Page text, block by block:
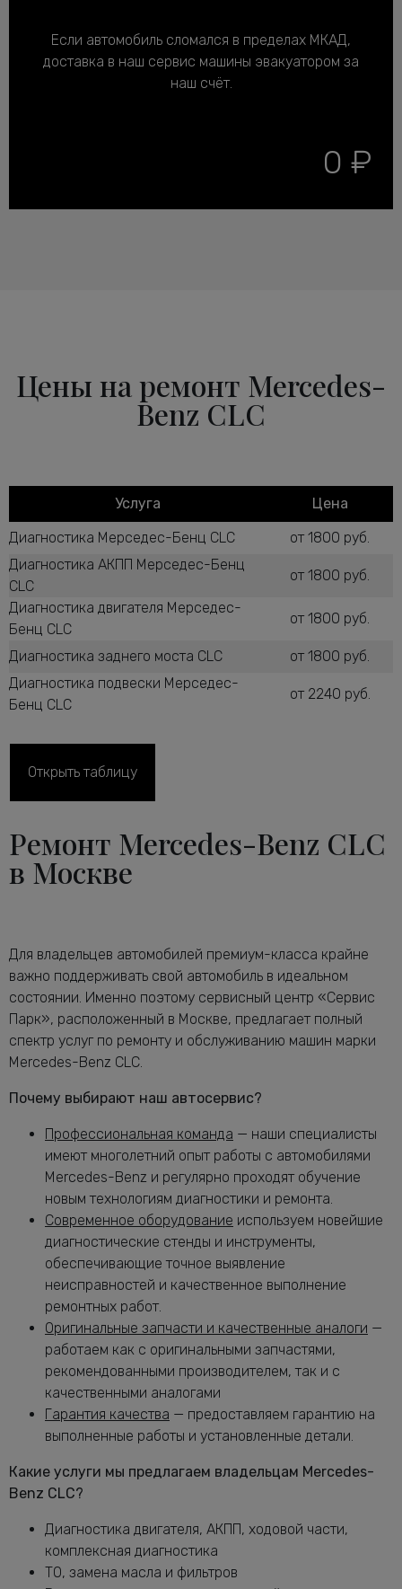
Если автомобиль сломался в пределах МКАД,
доставка в наш сервис машины эвакуатором за
наш счёт.
0 ₽
Цены на ремонт Mercedes-
Benz CLC
Услуга
Цена
Диагностика Мерседес-Бенц CLC
от 1800 руб.
Диагностика АКПП Мерседес-Бенц
CLC
от 1800 руб.
Диагностика двигателя Мерседес-
Бенц CLC
от 1800 руб.
Диагностика заднего моста CLC
от 1800 руб.
Диагностика подвески Мерседес-
Бенц CLC
от 2240 руб.
двигателя CLC
Диагностика тормозной системы
Диагностика ходовой части
Мерседес-Бенц CLC
от 2240 руб.
Диагностика электрики автомобиля
CLC
Замена воздушного фильтра
Мерседес-Бенц CLC
от 680 руб.
Замена задних тормозных дисков
Мерседес-Бенц CLC
от 1640 руб.
Замена задних тормозных колодок
Замена масла в АКПП Мерседес-Бенц
Замена масла в двигателе Мерседес-
Бенц CLC
от 2240 руб.
Замена масла в раздатке Мерседес-
Бенц CLC
от 1160 руб.
Замена масляного насоса Мерседес-
Бенц CLC
от 5320 руб.
Замена масляного фильтра Мерседес-
от 2400 руб.
Замена опоры амортизатора CLC
от 2760 руб.
Замена переднего сальника
коленвала CLC
Замена передних амортизаторов
Мерседес-Бенц CLC
Замена передних тормозных дисков
Замена передних тормозных колодок
Мерседес-Бенц CLC
Замена подушек двигателя CLC
от 5000 руб.
Замена подшипника генератора
Мерседес-Бенц CLC
Открыть таблицу
Ремонт Mercedes-Benz CLC
в Москве
Для владельцев автомобилей премиум-класса крайне
важно поддерживать свой автомобиль в идеальном
состоянии. Именно поэтому сервисный центр «Сервис
Парк», расположенный в Москве, предлагает полный
спектр услуг по ремонту и обслуживанию машин марки
Mercedes-Benz CLC.
Почему выбирают наш автосервис?
Профессиональная команда — наши специалисты
имеют многолетний опыт работы с автомобилями
Mercedes-Benz и регулярно проходят обучение
новым технологиям диагностики и ремонта.
Современное оборудование используем новейшие
диагностические стенды и инструменты,
обеспечивающие точное выявление
неисправностей и качественное выполнение
ремонтных работ.
Оригинальные запчасти и качественные аналоги —
работаем как с оригинальными запчастями,
рекомендованными производителем, так и с
качественными аналогами
Гарантия качества — предоставляем гарантию на
выполненные работы и установленные детали.
Какие услуги мы предлагаем владельцам Mercedes-
Benz CLC?
Диагностика двигателя, АКПП, ходовой части,
комплексная диагностика
ТО, замена масла и фильтров